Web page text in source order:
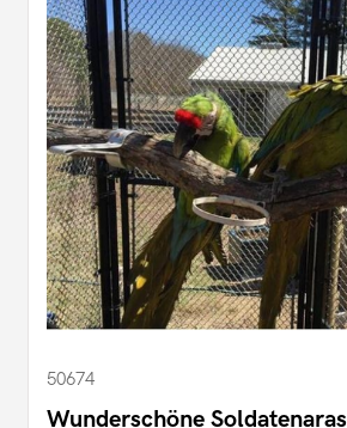
50674
Wunderschöne Soldatenaras